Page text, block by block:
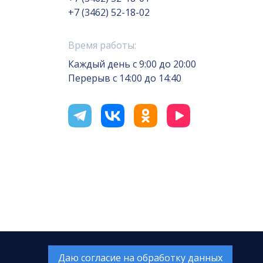
+7 (3462) 52-18-02
Время работы:
Каждый день с 9:00 до 20:00
Перерыв с 14:00 до 14:40
Обслуживание сайта —А1 Интернет-Эксперт
Даю согласие на обработку данных